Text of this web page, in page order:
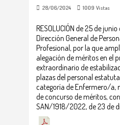
28/06/2024 1009 Vistas
RESOLUCIÓN de 25 de
Dirección General de
Profesional, por la que
alegación de méritos en el
extraordinario de
plazas del personal
categoría de Enfermero/a,
de concurso de méritos,
SAN/1918/2022, de 23 de